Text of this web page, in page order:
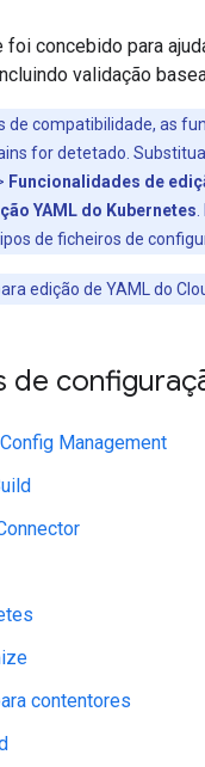
foi concebido para
validação
de compatibilidade, as
for detetado.
Funcionalidades de
YAML do Kubernetes
de ficheiros de
edição de YAML do
de
Management
contentores